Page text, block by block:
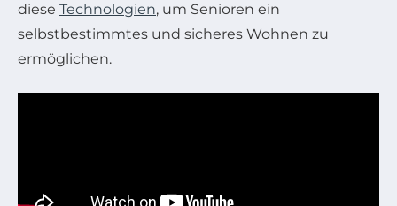
diese Technologien, um Senioren ein
selbstbestimmtes und sicheres Wohnen zu
ermöglichen.